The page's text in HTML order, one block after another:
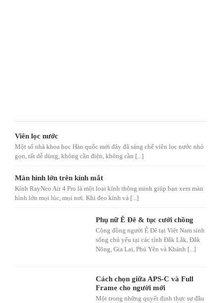
Viên lọc nước
Một số nhà khoa học Hàn quốc mới đây đã sáng chế viên lọc nước nhỏ
gọn, rất dễ dùng, không cần điện, không cần [...]
Màn hình lớn trên kính mắt
Kính RayNeo Air 4 Pro là một loại kính thông minh giúp bạn xem màn
hình lớn mọi lúc, mọi nơi. Khi đeo kính và [...]
Phụ nữ Ê Đê & tục cưới chồng
Cộng đồng người Ê Đê tại Việt Nam sinh
sống chủ yếu tại các tỉnh Đắk Lắk, Đắk
Nông, Gia Lai, Phú Yên và Khánh [...]
Cách chọn giữa APS-C và Full
Frame cho người mới
Một trong những quyết định thực sự đầu